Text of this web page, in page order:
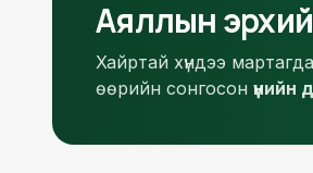
Аяллын
Хайртай хүндээ
өөрийн сонгосон үнийн